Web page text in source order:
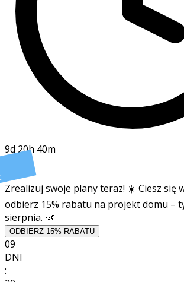
9d 20h 40m
Zrealizuj swoje plany teraz! ☀️ Ciesz się
odbierz 15% rabatu na projekt domu –
sierpnia. 🌿
ODBIERZ 15% RABATU
09
DNI
: